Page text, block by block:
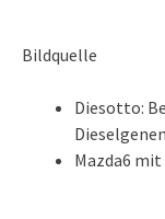
Bildquelle
Diesotto:
Mazda6